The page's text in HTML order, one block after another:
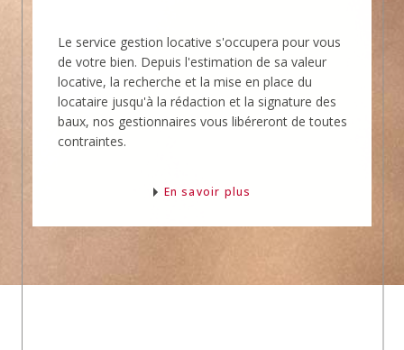
Le service gestion locative s'occupera pour vous
de votre bien. Depuis l'estimation de sa valeur
locative, la recherche et la mise en place du
locataire jusqu'à la rédaction et la signature des
baux, nos gestionnaires vous libéreront de toutes
contraintes.
En savoir plus